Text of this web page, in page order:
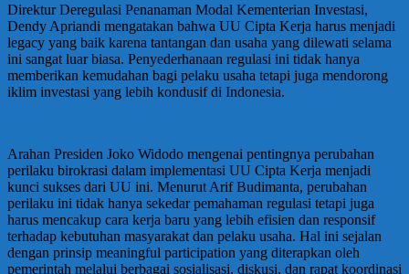
Direktur Deregulasi Penanaman Modal Kementerian Investasi,
Dendy Apriandi mengatakan bahwa UU Cipta Kerja harus menjadi
legacy yang baik karena tantangan dan usaha yang dilewati selama
ini sangat luar biasa. Penyederhanaan regulasi ini tidak hanya
memberikan kemudahan bagi pelaku usaha tetapi juga mendorong
iklim investasi yang lebih kondusif di Indonesia.
Arahan Presiden Joko Widodo mengenai pentingnya perubahan
perilaku birokrasi dalam implementasi UU Cipta Kerja menjadi
kunci sukses dari UU ini. Menurut Arif Budimanta, perubahan
perilaku ini tidak hanya sekedar pemahaman regulasi tetapi juga
harus mencakup cara kerja baru yang lebih efisien dan responsif
terhadap kebutuhan masyarakat dan pelaku usaha. Hal ini sejalan
dengan prinsip meaningful participation yang diterapkan oleh
pemerintah melalui berbagai sosialisasi, diskusi, dan rapat koordinasi